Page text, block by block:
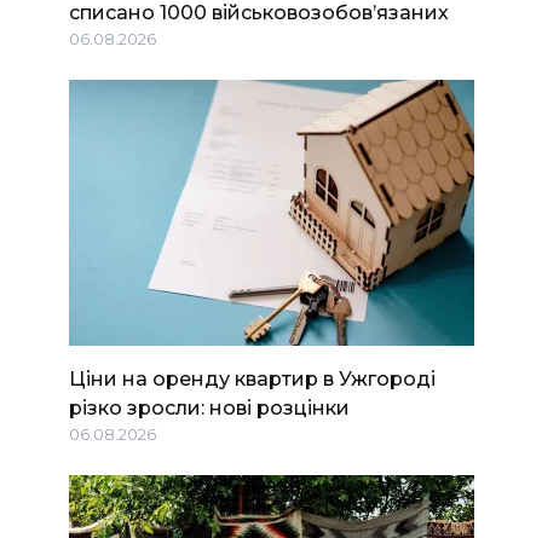
списано 1000 військовозобов’язаних
06.08.2026
Ціни на оренду квартир в Ужгороді
різко зросли: нові розцінки
06.08.2026